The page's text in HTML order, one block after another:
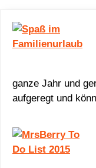
ganze Jahr und
aufgeregt und